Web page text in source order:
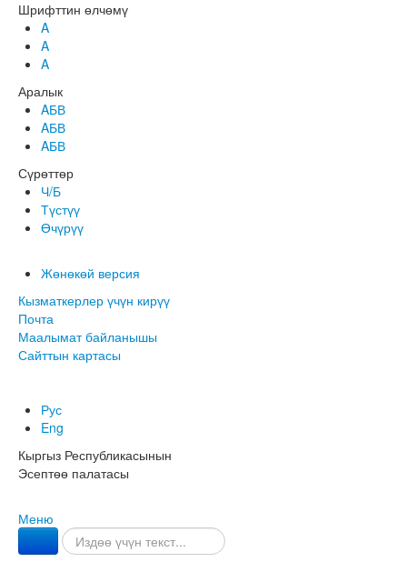
Шрифттин өлчөмү
A
A
A
Аралык
AБВ
AБВ
AБВ
Сүрөттөр
Ч/Б
Түстүү
Өчүрүү
Жөнөкөй версия
Кызматкерлер үчүн кирүү
Почта
Маалымат байланышы
Сайттын картасы
Рус
Eng
Кыргыз Республикасынын
Эсептөө палатасы
Меню